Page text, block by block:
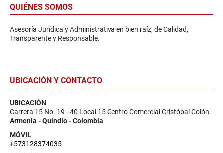
QUIÉNES SOMOS
Asesoría Jurídica y Administrativa en bien raíz, de Calidad,
Transparente y Responsable.
UBICACIÓN Y CONTACTO
UBICACIÓN
Carrera 15 No. 19 - 40 Local 15 Centro Comercial Cristóbal Colón
Armenia - Quindío - Colombia
MÓVIL
+573128374035